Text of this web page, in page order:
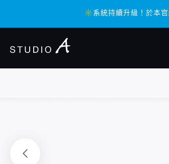
✳️系統持續升級！於本
✳️系統持續升級！於本